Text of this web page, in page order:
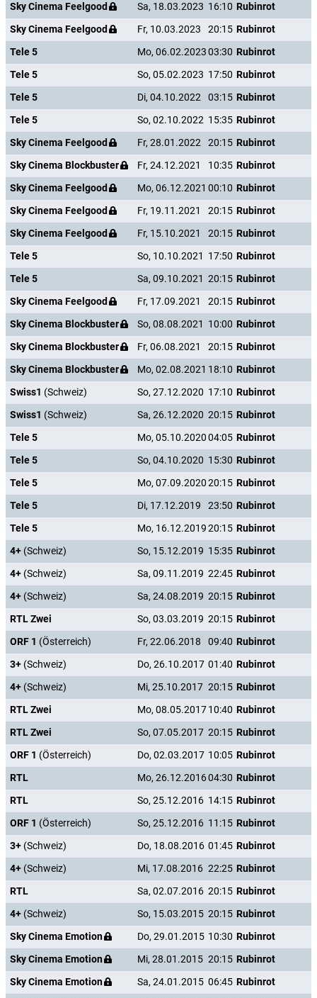
Sky Cinema Feelgood Sa, 18.03.2023 16:10 Rubinrot
Sky Cinema Feelgood
Fr, 10.03.2023 20:15 Rubinrot
Tele 5
Mo, 06.02.202303:30 Rubinrot
Tele 5
So, 05.02.2023 17:50 Rubinrot
Tele 5
Di, 04.10.2022 03:15 Rubinrot
Tele 5
So, 02.10.2022 15:35 Rubinrot
Sky Cinema Feelgood
Fr, 28.01.2022 20:15 Rubinrot
Sky Cinema Blockbuster
Fr, 24.12.2021 10:35 Rubinrot
Sky Cinema Feelgood
Mo, 06.12.2021 00:10 Rubinrot
Sky Cinema Feelgood
Fr, 19.11.2021 20:15 Rubinrot
Sky Cinema Feelgood
Fr, 15.10.2021 20:15 Rubinrot
Tele 5
So, 10.10.2021 17:50 Rubinrot
Tele 5
Sa, 09.10.2021 20:15 Rubinrot
Sky Cinema Feelgood
Fr, 17.09.2021 20:15 Rubinrot
Sky Cinema Blockbuster
So, 08.08.2021 10:00 Rubinrot
Sky Cinema Blockbuster
Fr, 06.08.2021 20:15 Rubinrot
Sky Cinema Blockbuster
Mo, 02.08.2021 18:10 Rubinrot
Swiss1 (Schweiz) So, 27.12.2020 17:10 Rubinrot
Swiss1 (Schweiz) Sa, 26.12.2020 20:15 Rubinrot
Tele 5
Mo, 05.10.202004:05 Rubinrot
Tele 5
So, 04.10.2020 15:30 Rubinrot
Tele 5
Mo, 07.09.202020:15 Rubinrot
Tele 5
Di, 17.12.2019 23:50 Rubinrot
Tele 5
Mo, 16.12.201920:15 Rubinrot
4+ (Schweiz) So, 15.12.2019 15:35 Rubinrot
4+ (Schweiz) Sa, 09.11.2019 22:45 Rubinrot
4+ (Schweiz) Sa, 24.08.2019 20:15 Rubinrot
RTL Zwei
So, 03.03.2019 20:15 Rubinrot
ORF 1 (Österreich) Fr, 22.06.2018 09:40 Rubinrot
3+ (Schweiz) Do, 26.10.2017 01:40 Rubinrot
4+ (Schweiz) Mi, 25.10.2017 20:15 Rubinrot
RTL Zwei
Mo, 08.05.201710:40 Rubinrot
RTL Zwei
So, 07.05.2017 20:15 Rubinrot
ORF 1 (Österreich) Do, 02.03.2017 10:05 Rubinrot
RTL
Mo, 26.12.201604:30 Rubinrot
RTL
So, 25.12.2016 14:15 Rubinrot
ORF 1 (Österreich) So, 25.12.2016 11:15 Rubinrot
3+ (Schweiz) Do, 18.08.2016 01:45 Rubinrot
4+ (Schweiz) Mi, 17.08.2016 22:25 Rubinrot
RTL
Sa, 02.07.2016 20:15 Rubinrot
4+ (Schweiz) So, 15.03.2015 20:15 Rubinrot
Sky Cinema Emotion
Do, 29.01.2015 10:30 Rubinrot
Sky Cinema Emotion
Mi, 28.01.2015 20:15 Rubinrot
Sky Cinema Emotion
Sa, 24.01.2015 06:45 Rubinrot